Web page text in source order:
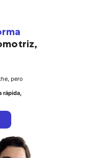
pero
rápida,